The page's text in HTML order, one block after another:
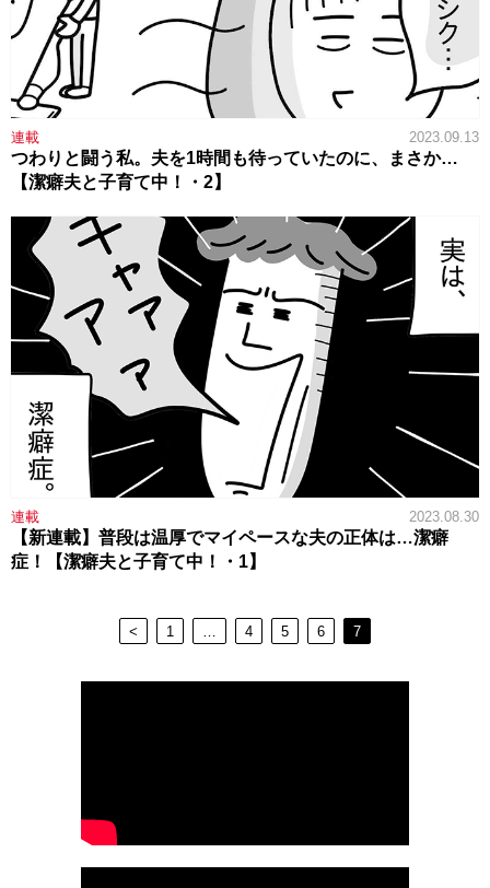
連載 2023.09.13
つわりと闘う私。夫を1時間も待っていたのに、まさか…
【潔癖夫と子育て中！・2】
連載 2023.08.30
【新連載】普段は温厚でマイペースな夫の正体は…潔癖
症！【潔癖夫と子育て中！・1】
< 1 … 4 5 6 7